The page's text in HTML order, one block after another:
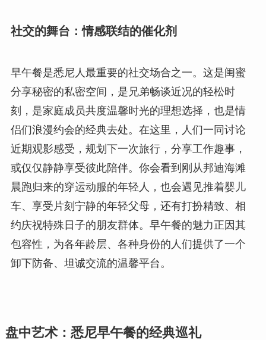
社交的舞台：情感联结的催化剂
早午餐是悉尼人最重要的社交场合之一。这是闺蜜
分享秘密的私密空间，是兄弟畅谈近况的轻松时
刻，是家庭成员共度温馨时光的理想选择，也是情
侣们浪漫约会的经典去处。在这里，人们一同讨论
近期观影感受，规划下一次旅行，分享工作趣事，
或仅仅静静享受彼此陪伴。你会看到刚从邦迪海滩
晨跑归来的穿运动服的年轻人，也会遇见推着婴儿
车、享受片刻宁静的年轻父母，还有打扮精致、相
约庆祝特殊日子的朋友群体。早午餐的魅力正因其
包容性，为各年龄层、各种身份的人们提供了一个
卸下防备、坦诚交流的温馨平台。
盘中艺术：悉尼早午餐的经典巡礼